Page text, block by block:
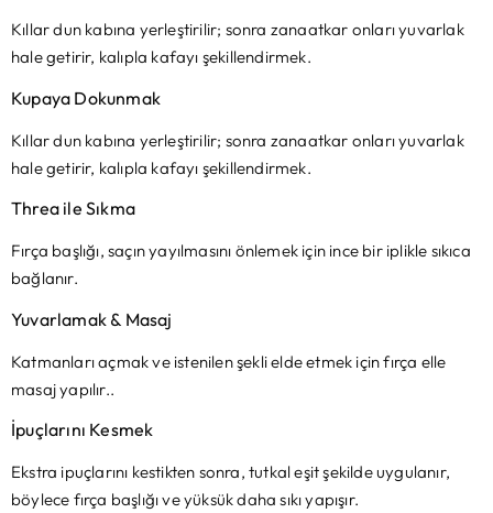
Kıllar dun kabına yerleştirilir; sonra zanaatkar onları yuvarlak
hale getirir, kalıpla kafayı şekillendirmek.
Kupaya Dokunmak
Kıllar dun kabına yerleştirilir; sonra zanaatkar onları yuvarlak
hale getirir, kalıpla kafayı şekillendirmek.
Threa ile Sıkma
Fırça başlığı, saçın yayılmasını önlemek için ince bir iplikle sıkıca
bağlanır.
Yuvarlamak & Masaj
Katmanları açmak ve istenilen şekli elde etmek için fırça elle
masaj yapılır..
İpuçlarını Kesmek
Ekstra ipuçlarını kestikten sonra, tutkal eşit şekilde uygulanır,
böylece fırça başlığı ve yüksük daha sıkı yapışır.